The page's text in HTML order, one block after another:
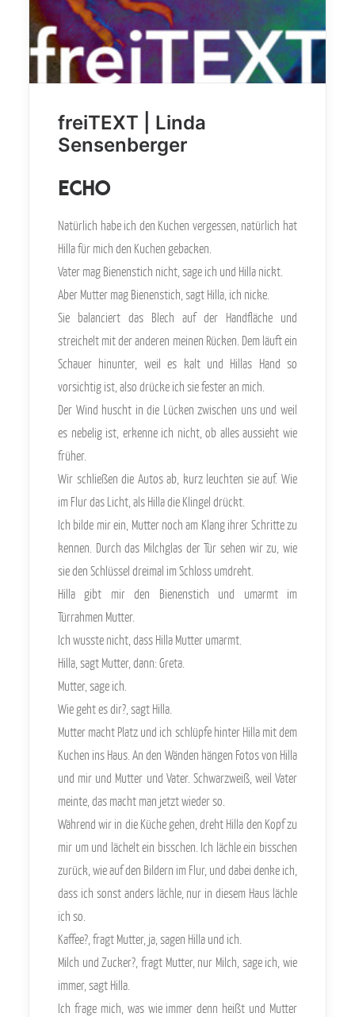
freiTEXT | Linda
Sensenberger
Echo
Natürlich habe ich den Kuchen vergessen, natürlich hat
Hilla für mich den Kuchen gebacken.
Vater mag Bienenstich nicht, sage ich und Hilla nickt.
Aber Mutter mag Bienenstich, sagt Hilla, ich nicke.
Sie balanciert das Blech auf der Handfläche und
streichelt mit der anderen meinen Rücken. Dem läuft ein
Schauer hinunter, weil es kalt und Hillas Hand so
vorsichtig ist, also drücke ich sie fester an mich.
Der Wind huscht in die Lücken zwischen uns und weil
es nebelig ist, erkenne ich nicht, ob alles aussieht wie
früher.
Wir schließen die Autos ab, kurz leuchten sie auf. Wie
im Flur das Licht, als Hilla die Klingel drückt.
Ich bilde mir ein, Mutter noch am Klang ihrer Schritte zu
kennen. Durch das Milchglas der Tür sehen wir zu, wie
sie den Schlüssel dreimal im Schloss umdreht.
Hilla gibt mir den Bienenstich und umarmt im
Türrahmen Mutter.
Ich wusste nicht, dass Hilla Mutter umarmt.
Hilla, sagt Mutter, dann: Greta.
Mutter, sage ich.
Wie geht es dir?, sagt Hilla.
Mutter macht Platz und ich schlüpfe hinter Hilla mit dem
Kuchen ins Haus. An den Wänden hängen Fotos von Hilla
und mir und Mutter und Vater. Schwarzweiß, weil Vater
meinte, das macht man jetzt wieder so.
Während wir in die Küche gehen, dreht Hilla den Kopf zu
mir um und lächelt ein bisschen. Ich lächle ein bisschen
zurück, wie auf den Bildern im Flur, und dabei denke ich,
dass ich sonst anders lächle, nur in diesem Haus lächle
ich so.
Kaffee?, fragt Mutter, ja, sagen Hilla und ich.
Milch und Zucker?, fragt Mutter, nur Milch, sage ich, wie
immer, sagt Hilla.
Ich frage mich, was wie immer denn heißt und Mutter